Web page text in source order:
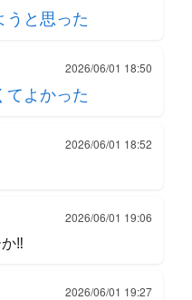
うと思った
2026/06/01 18:50
てよかった
2026/06/01 18:52
2026/06/01 19:06
‼︎
2026/06/01 19:27